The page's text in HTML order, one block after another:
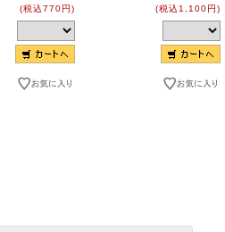
(税込770円)
(税込1,100円)